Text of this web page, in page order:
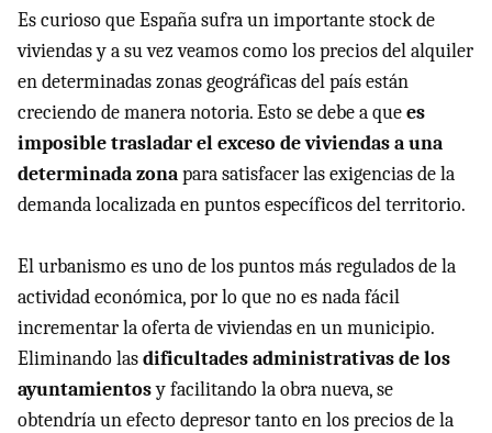
Es curioso que España sufra un importante stock de
viviendas y a su vez veamos como los precios del alquiler
en determinadas zonas geográficas del país están
creciendo de manera notoria. Esto se debe a quees
imposible trasladar el exceso de viviendas a una
determinada zonapara satisfacer las exigencias de la
demanda localizada en puntos específicos del territorio.
El urbanismo es uno de los puntos más regulados de la
actividad económica, por lo que no es nada fácil
incrementar la oferta de viviendas en un municipio.
Eliminando lasdificultades administrativas de los
ayuntamientosy facilitando la obra nueva, se
obtendría un efecto depresor tanto en los precios de la